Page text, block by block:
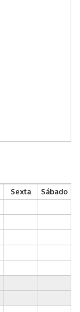
Sexta
Sábado